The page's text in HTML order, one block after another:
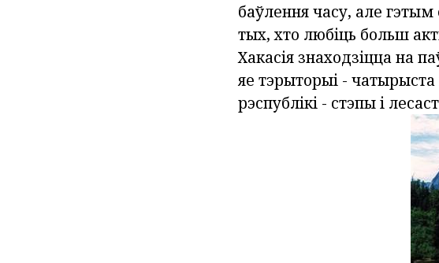
баўлення часу, але
тых, хто любіць больш
Хакасія знаходзіцца на
яе тэрыторыі -
рэспублікі - стэпы і